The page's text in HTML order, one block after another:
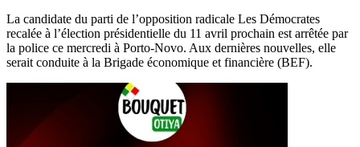
La candidate du parti de l’opposition radicale Les Démocrates
recalée à l’élection présidentielle du 11 avril prochain est arrêtée par
la police ce mercredi à Porto-Novo. Aux dernières nouvelles, elle
serait conduite à la Brigade économique et financière (BEF).